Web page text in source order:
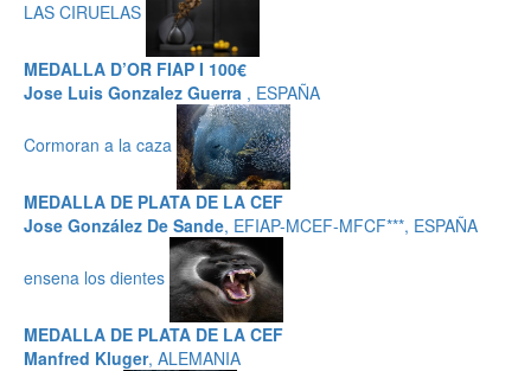
LAS CIRUELAS
MEDALLA D’OR FIAP I 100€
Jose Luis Gonzalez Guerra , ESPAÑA
Cormoran a la caza
MEDALLA DE PLATA DE LA CEF
Jose González De Sande, EFIAP-MCEF-MFCF***, ESPAÑA
ensena los dientes
MEDALLA DE PLATA DE LA CEF
Manfred Kluger, ALEMANIA